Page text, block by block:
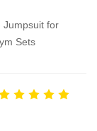
Jumpsuit for
Sets